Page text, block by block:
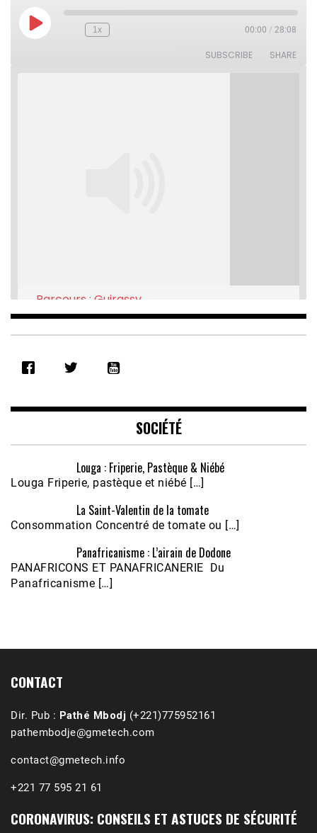
Play
Episode
Rewind
1x 00:00 / 28:08
SUBSCRIBE SHARE
RSS FEED
EMBED
Parcours : Guirassy
Feb 16, 2021 • 28:08
Écoutez le parcours de Claudiane Kapia
Nobana (Podologue)
Feb 24, 2021 • 28mn
1988-1989 :  La polémique de Guidimakha
SOCIÉTÉ
Louga : Friperie, Pastèque & Niébé
Louga Friperie, pastèque et niébé […]
La Saint-Valentin de la tomate
Consommation Concentré de tomate ou […]
Panafricanisme : L’airain de Dodone
PANAFRICONS ET PANAFRICANERIE Du
Panafricanisme […]
CONTACT
Dir. Pub : Pathé Mbodj (+221)775952161
pathembodje@gmetech.com
contact@gmetech.info
+221 77 595 21 61
CORONAVIRUS: CONSEILS ET ASTUCES DE SÉCURITÉ